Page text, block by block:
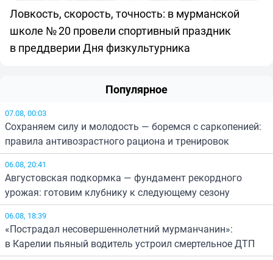
Ловкость, скорость, точность: в мурманской
школе № 20 провели спортивный праздник
в преддверии Дня физкультурника
Популярное
07.08, 00:03
Сохраняем силу и молодость — боремся с саркопенией:
правила антивозрастного рациона и тренировок
06.08, 20:41
Августовская подкормка — фундамент рекордного
урожая: готовим клубнику к следующему сезону
06.08, 18:39
«Пострадал несовершеннолетний мурманчанин»:
в Карелии пьяный водитель устроил смертельное ДТП